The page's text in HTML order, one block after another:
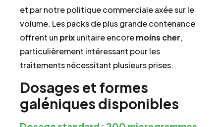
et par notre politique commerciale axée sur le
volume. Les packs de plus grande contenance
offrent un prixunitaire encoremoins cher,
particulièrement intéressant pour les
traitements nécessitant plusieurs prises.
Dosages et formes
galéniques disponibles